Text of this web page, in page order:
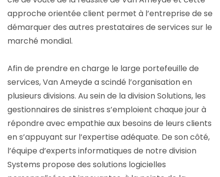
approche orientée client permet à l’entreprise de se
démarquer des autres prestataires de services sur le
marché mondial.
Afin de prendre en charge le large portefeuille de
services, Van Ameyde a scindé l’organisation en
plusieurs divisions. Au sein de la division Solutions, les
gestionnaires de sinistres s’emploient chaque jour à
répondre avec empathie aux besoins de leurs clients
en s’appuyant sur l’expertise adéquate. De son côté,
l’équipe d’experts informatiques de notre division
Systems propose des solutions logicielles